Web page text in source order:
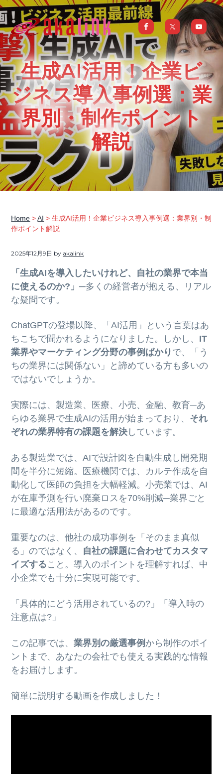
S
k
i
p
t
o
p
r
i
m
a
r
y
n
S
k
i
p
t
o
m
a
i
n
c
o
n
t
S
k
i
p
t
o
p
r
i
m
a
r
y
s
S
k
i
p
t
o
f
o
o
e
r
はじめてのAI、DXならアカリンク
IT
の
発
展
と
共
に
DX/AI
推
進
を
行
い、
進
化
し
続
け
中
企
業
へ
ま
る
ー
ト
生成AI活用！企業ビ
ジネス導入事例選：業
界別・制作ポイント
解説
Home >AI > 生成AI活用！企業ビジネス導入事例選：業界別・制
作ポイント解説
2025年12月9日 by akalink
「生成AIを導入したいけれど、自社の業界で本当
に使えるのか?」─多くの経営者が抱える、リアル
な疑問です。
ChatGPTの登場以降、「AI活用」という言葉はあ
ちこちで聞かれるようになりました。しかし、 IT
業界やマーケティング分野の事例ばかり で、「う
ちの業界には関係ない」と諦めている方も多いの
ではないでしょうか。
実際には、製造業、医療、小売、金融、教育─あ
らゆる業界で生成AIの活用が始まっており、 それ
ぞれの業界特有の課題を解決 しています。
ある製造業では、AIで設計図を自動生成し開発期
間を半分に短縮。医療機関では、カルテ作成を自
動化して医師の負担を大幅軽減。小売業では、AI
が在庫予測を行い廃棄ロスを70%削減─業界ごと
に最適な活用法があるのです。
重要なのは、他社の成功事例を「そのまま真似
る」のではなく、 自社の課題に合わせてカスタマ
イズすること。導入のポイントを理解すれば、中
小企業でも十分に実現可能です。
「具体的にどう活用されているの?」「導入時の
注意点は?」
この記事では、業界別の厳選事例 から制作のポイ
ントまで、あなたの会社でも使える実践的な情報
をお届けします。
簡単に説明する動画を作成しました！